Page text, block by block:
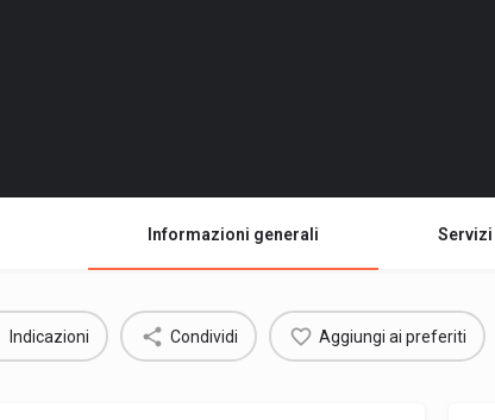
Informazioni generali Servizi
Indicazioni Condividi Aggiungi ai preferiti